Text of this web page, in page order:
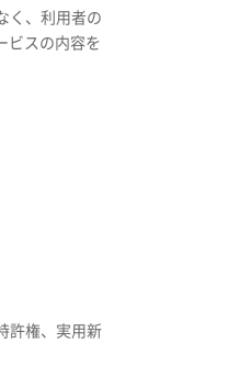
く、利用者の
ビスの内容を
許権、実用新